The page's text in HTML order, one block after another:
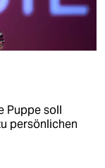
Puppe soll
persönlichen